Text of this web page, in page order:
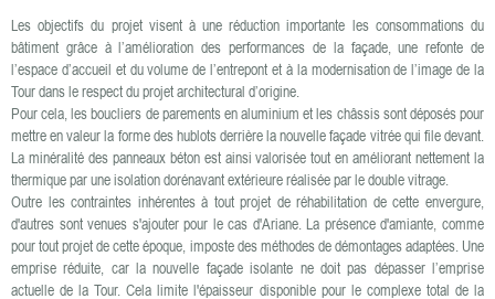
Les objectifs du projet visent à une réduction importante les consommations du
bâtiment grâce à l’amélioration des performances de la façade, une refonte de
l’espace d’accueil et du volume de l’entrepont et à la modernisation de l’image de la
Tour dans le respect du projet architectural d’origine.
Pour cela, les boucliers de parements en aluminium et les châssis sont déposés pour
mettre en valeur la forme des hublots derrière la nouvelle façade vitrée qui file devant.
La minéralité des panneaux béton est ainsi valorisée tout en améliorant nettement la
thermique par une isolation dorénavant extérieure réalisée par le double vitrage.
Outre les contraintes inhérentes à tout projet de réhabilitation de cette envergure,
d'autres sont venues s'ajouter pour le cas d'Ariane. La présence d'amiante, comme
pour tout projet de cette époque, imposte des méthodes de démontages adaptées. Une
emprise réduite, car la nouvelle façade isolante ne doit pas dépasser l’emprise
actuelle de la Tour. Cela limite l'épaisseur disponible pour le complexe total de la